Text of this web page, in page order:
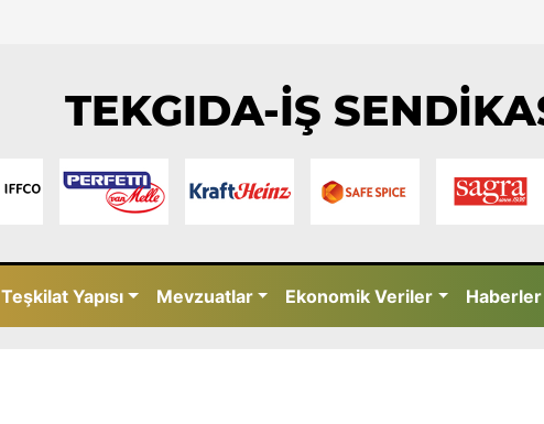
TEKGIDA-İŞ
Teşkilat Yapısı Mevzuatlar Ekonomik Veriler Haberler